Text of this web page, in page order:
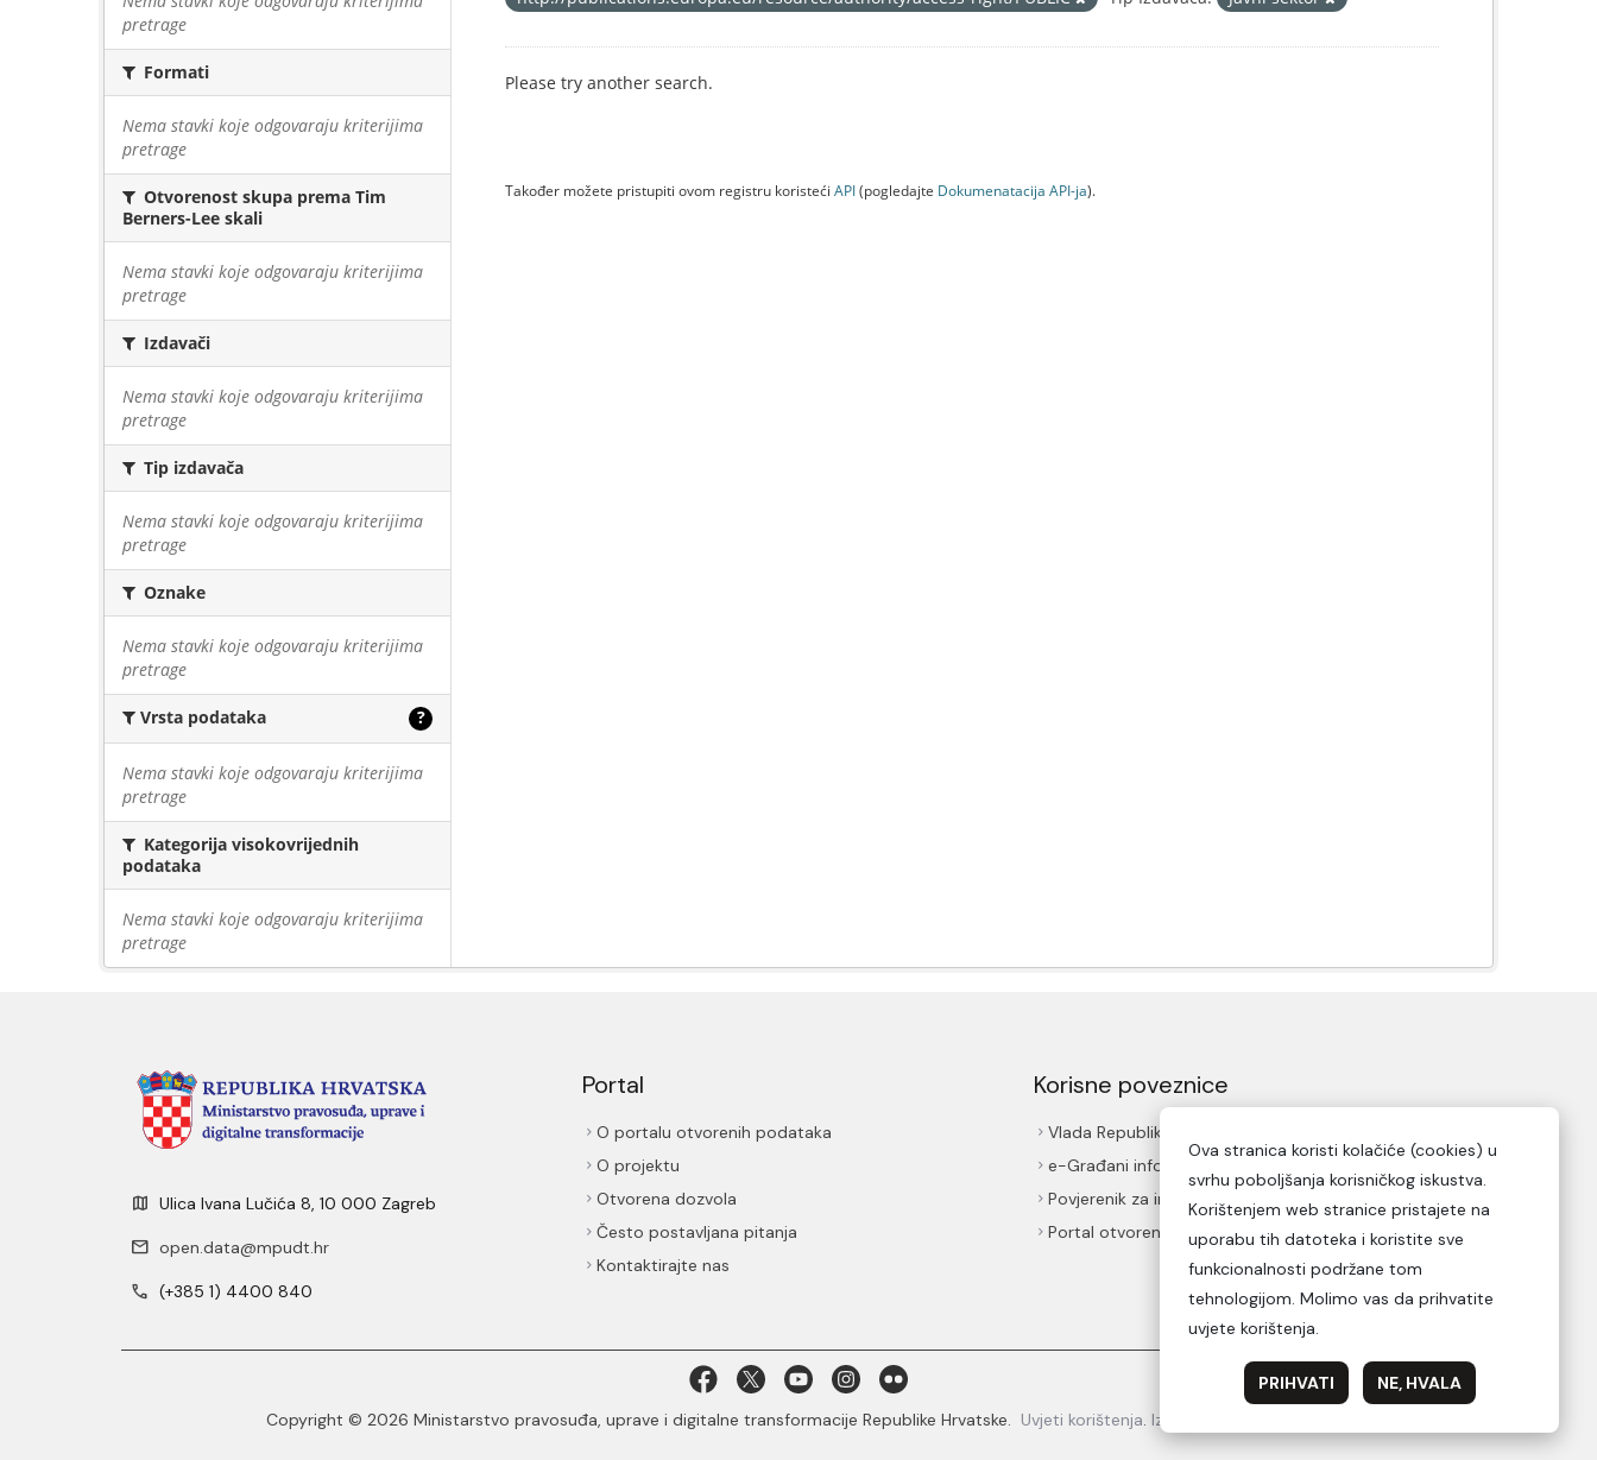
pretrage
Formati
Nema stavki koje odgovaraju kriterijima
pretrage
Otvorenost skupa prema Tim
Berners-Lee skali
Nema stavki koje odgovaraju kriterijima
pretrage
Izdavači
Nema stavki koje odgovaraju kriterijima
pretrage
Tip izdavača
Nema stavki koje odgovaraju kriterijima
pretrage
Oznake
Nema stavki koje odgovaraju kriterijima
pretrage
Vrsta podataka ?
Nema stavki koje odgovaraju kriterijima
pretrage
Kategorija visokovrijednih
podataka
Nema stavki koje odgovaraju kriterijima
pretrage
Please try another search.
Također možete pristupiti ovom registru koristeći API(pogledajte Dokumenаtаcijа API-jа).